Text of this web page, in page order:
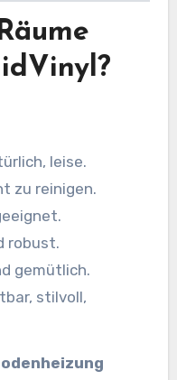
leise.
zu reinigen.
robust.
gemütlich.
stilvoll,